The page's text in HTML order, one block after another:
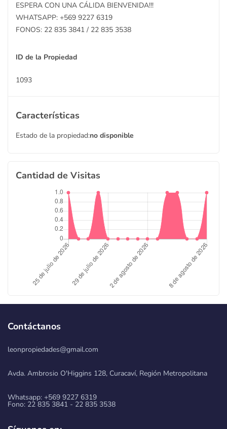
ESPERA CON UNA CÁLIDA BIENVENIDA!!!
WHATSAPP: +569 9227 6319
FONOS: 22 835 3841 / 22 835 3538
ID de la Propiedad
1093
Características
Estado de la propiedad:no disponible
Cantidad de Visitas
Contáctanos
leonpropiedades@gmail.com
Avda. Ambrosio O'Higgins 128, Curacaví, Región Metropolitana
Whatsapp: +569 9227 6319
Fono: 22 835 3841 - 22 835 3538